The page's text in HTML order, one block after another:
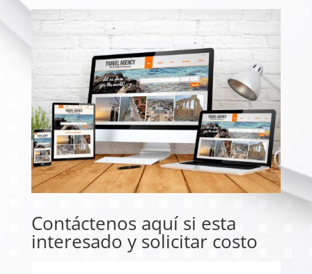
Contáctenos aquí si esta
interesado y solicitar costo